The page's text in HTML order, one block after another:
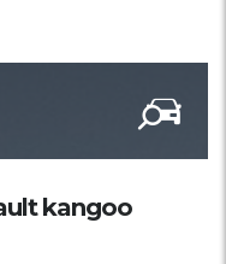
kangoo